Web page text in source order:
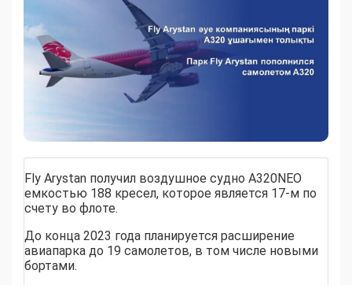
Fly Arystan получил воздушное судно А320NЕО
емкостью 188 кресел, которое является 17-м по
счету во флоте.
До конца 2023 года планируется расширение
авиапарка до 19 самолетов, в том числе новыми
бортами.